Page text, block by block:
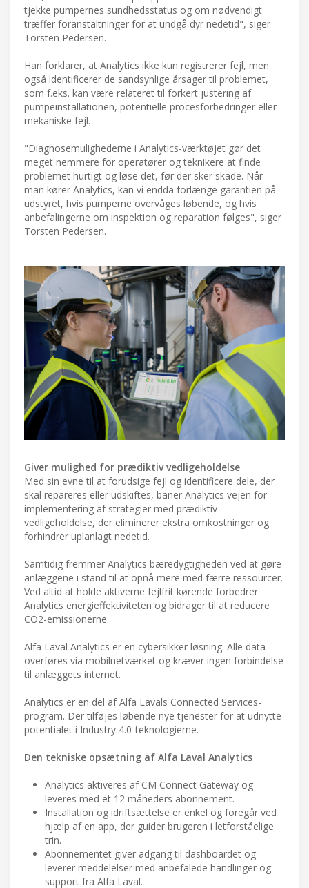
tjekke pumpernes sundhedsstatus og om nødvendigt
træffer foranstaltninger for at undgå dyr nedetid", siger
Torsten Pedersen.
Han forklarer, at Analytics ikke kun registrerer fejl, men
også identificerer de sandsynlige årsager til problemet,
som f.eks. kan være relateret til forkert justering af
pumpeinstallationen, potentielle procesforbedringer eller
mekaniske fejl.
"Diagnosemulighederne i Analytics-værktøjet gør det
meget nemmere for operatører og teknikere at finde
problemet hurtigt og løse det, før der sker skade. Når
man kører Analytics, kan vi endda forlænge garantien på
udstyret, hvis pumperne overvåges løbende, og hvis
anbefalingerne om inspektion og reparation følges", siger
Torsten Pedersen.
Giver mulighed for prædiktiv vedligeholdelse
Med sin evne til at forudsige fejl og identificere dele, der
skal repareres eller udskiftes, baner Analytics vejen for
implementering af strategier med prædiktiv
vedligeholdelse, der eliminerer ekstra omkostninger og
forhindrer uplanlagt nedetid.
Samtidig fremmer Analytics bæredygtigheden ved at gøre
anlæggene i stand til at opnå mere med færre ressourcer.
Ved altid at holde aktiverne fejlfrit kørende forbedrer
Analytics energieffektiviteten og bidrager til at reducere
CO2-emissionerne.
Alfa Laval Analytics er en cybersikker løsning. Alle data
overføres via mobilnetværket og kræver ingen forbindelse
til anlæggets internet.
Analytics er en del af Alfa Lavals Connected Services-
program. Der tilføjes løbende nye tjenester for at udnytte
potentialet i Industry 4.0-teknologierne.
Den tekniske opsætning af Alfa Laval Analytics
Analytics aktiveres af CM Connect Gateway og
leveres med et 12 måneders abonnement.
Installation og idriftsættelse er enkel og foregår ved
hjælp af en app, der guider brugeren i letforståelige
trin.
Abonnementet giver adgang til dashboardet og
leverer meddelelser med anbefalede handlinger og
support fra Alfa Laval.